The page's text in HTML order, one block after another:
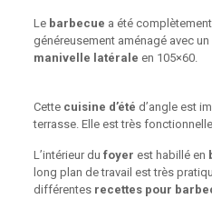
Le barbecue a été
généreusement aménagé avec
manivelle latérale en 105×60.
Cette cuisine d’été d’angle est
terrasse. Elle est très fonctionnelle.
L’intérieur du foyer est habillé en
long plan de travail est très
différentes recettes pour